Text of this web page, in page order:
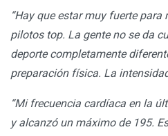
“Hay que estar muy fuerte
pilotos top. La gente no se da
deporte completamente
preparación física. La
“Mi frecuencia cardíaca en la
y alcanzó un máximo de 195.